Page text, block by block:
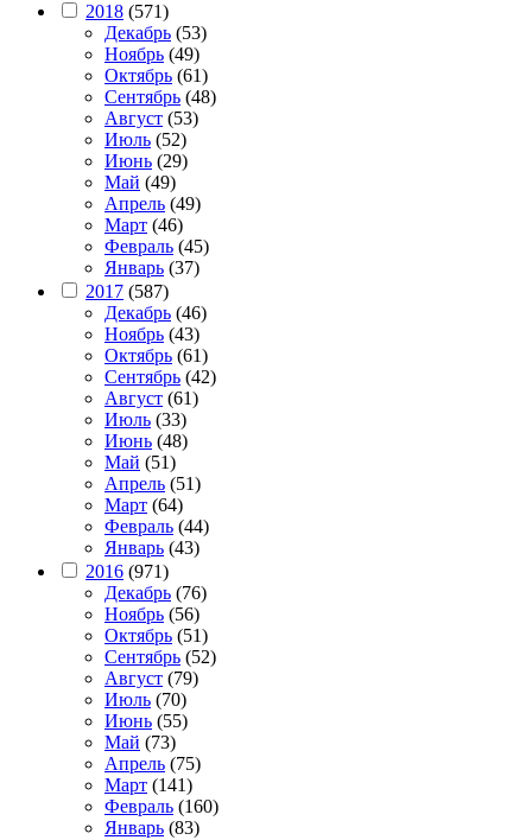
2018 (571)
Декабрь (53)
Ноябрь (49)
Октябрь (61)
Сентябрь (48)
Август (53)
Июль (52)
Июнь (29)
Май (49)
Апрель (49)
Март (46)
Февраль (45)
Январь (37)
2017 (587)
Декабрь (46)
Ноябрь (43)
Октябрь (61)
Сентябрь (42)
Август (61)
Июль (33)
Июнь (48)
Май (51)
Апрель (51)
Март (64)
Февраль (44)
Январь (43)
2016 (971)
Декабрь (76)
Ноябрь (56)
Октябрь (51)
Сентябрь (52)
Август (79)
Июль (70)
Июнь (55)
Май (73)
Апрель (75)
Март (141)
Февраль (160)
Январь (83)